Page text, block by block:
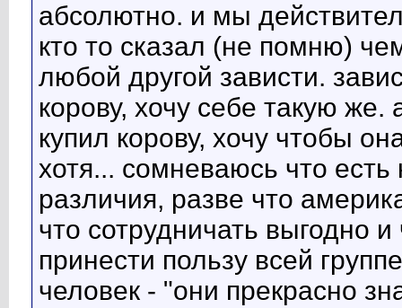
абсолютно. и мы
кто то сказал (не помню)
любой другой зависти.
корову, хочу себе такую же.
купил корову, хочу чтобы
хотя... сомневаюсь что
различия, разве что
что сотрудничать выгодно
принести пользу всей
человек - "они прекрасно